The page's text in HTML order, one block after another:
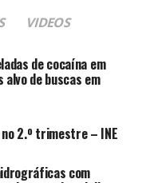
VIDEOS
de cocaína em
de buscas em
2.º trimestre – INE
com